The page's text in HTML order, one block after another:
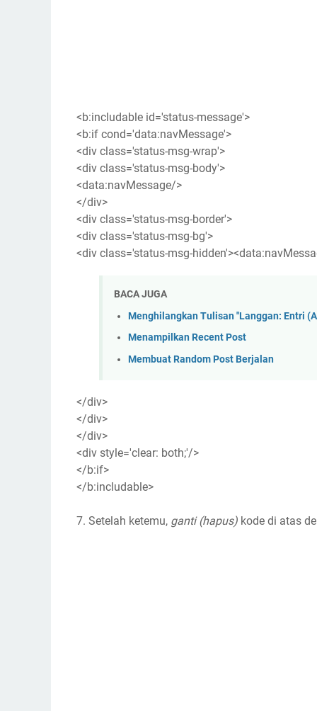
<b:includable id='status-message'>
<b:if cond='data:navMessage'>
<div class='status-msg-wrap'>
<div class='status-msg-body'>
<data:navMessage/>
</div>
<div class='status-msg-border'>
<div class='status-msg-bg'>
<div class='status-msg-
BACA JUGA
Menghilangkan Tulisan "Langgan: Entri
Menampilkan Recent Post
Membuat Random Post Berjalan
</div>
</div>
</div>
<div style='clear: both;'/>
</b:if>
</b:includable>
7. Setelah ketemu, ganti (hapus) kode di atas